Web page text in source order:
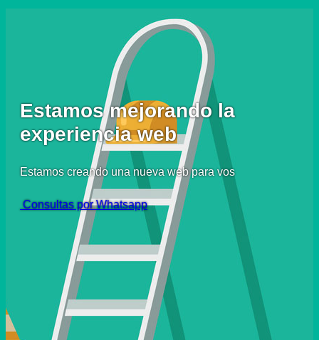
Estamos mejorando la
experiencia web
Estamos creando una nueva web para vos
Consultas por Whatsapp